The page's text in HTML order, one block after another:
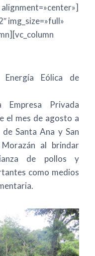
img_size=»full»
Eólica de
Privada
el mes de agosto a
Santa Ana y San
Morazán al brindar
de pollos y
como medios